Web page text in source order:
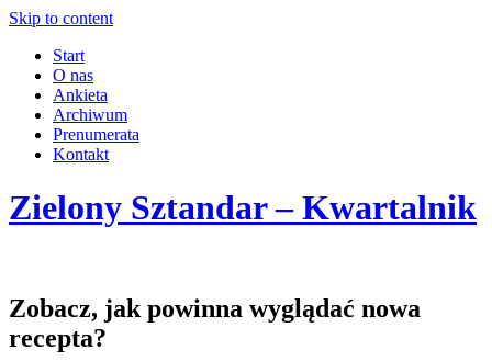
Skip to content
Start
O nas
Ankieta
Archiwum
Prenumerata
Kontakt
Zielony Sztandar – Kwartalnik
Zobacz, jak powinna wyglądać nowa
recepta?